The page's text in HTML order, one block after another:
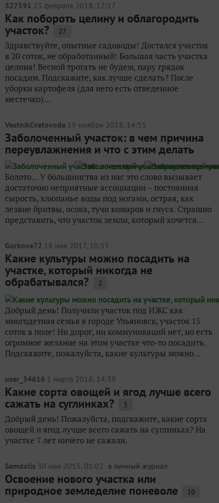
527591 23 февраля 2018, 12:17
Как побороть целину и облагородить
участок? 27
Здравствуйте, опытные садоводы! Достался участок
в 20 соток, не обработанный! Большая часть участка
целина! Весной трогать не будем, пару грядок
посадим. Подскажите, как лучше сделать? После
уборки картофеля (для него есть отведенное
местечко)...
VestnikCvetovoda 19 ноября 2018, 14:55
Заболоченный участок: в чем причина
переувлажнения и что с этим делать
Болото… У большинства из нас это слово вызывает
достаточно неприятные ассоциации – постоянная
сырость, хлюпанье воды под ногами, острая, как
лезвие бритвы, осока, тучи комаров и гнуса. Страшно
представить, что участок земли, который хочется...
Gurkova72 18 мая 2017, 10:55
Какие культуры можно посадить на
участке, который никогда не
обрабатывался? 2
Добрый день! Получили участок под ИЖС как
многодетная семья в городе Ульяновск, участок 15
соток в поле! Ни дорог, ни коммуникаций нет, но есть
огромное желание на этом участке что-то посадить.
Подскажите, пожалуйста, какие культуры можно...
user_34616 1 марта 2018, 14:39
Какие сорта овощей и ягод лучше всего
сажать на суглинках? 3
Добрый день! Пожалуйста, подскажите, какие сорта
овощей и ягод лучше всего сажать на суглинках? На
участке 7 лет ничего не сажали.
Samdolis 30 мая 2015, 01:02 в личный журнал
Освоение нового участка или
природное земледелие поневоле 10